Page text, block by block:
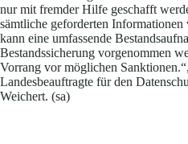
nur mit fremder Hilfe geschafft
sämtliche geforderten
kann eine umfassende
Bestandssicherung vorgenommen
Vorrang vor möglichen
Landesbeauftragte für den
Weichert. (sa)